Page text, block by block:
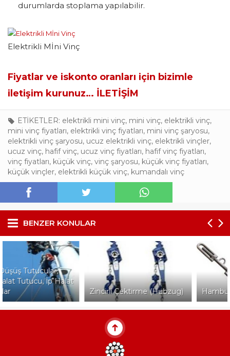
durumlarda stoplama yapılabilir.
Elektrikli Mİni Vinç
Fiyatlar ve iskonto oranları için bizimle
iletişim kurunuz… İLETİŞİM
ETİKETLER: elektrikli mini vinç, mini vinç, elektrikli vinç,
mini vinç fiyatları, elektrikli vinç fiyatları, mini vinç şaryosu,
elektrikli vinç şaryosu, ucuz elektrikli vinç, elektrikli vinçler,
ucuz vinç, hafif vinç, ucuz vinç fiyatları, hafif vinç fiyatları,
vinç fiyatları, küçük vinç, vinç şaryosu, küçük vinç fiyatları,
küçük vinçler, elektrikli küçük vinç, kumandalı vinç
BENZER KONULAR
Zincirli Çektirme (Hubzug) Hamburger Tipi Gerdirme